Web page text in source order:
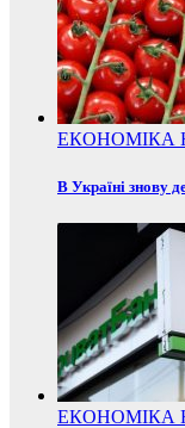
ЕКОНОМІКА
В Україні знову
ЕКОНОМІКА